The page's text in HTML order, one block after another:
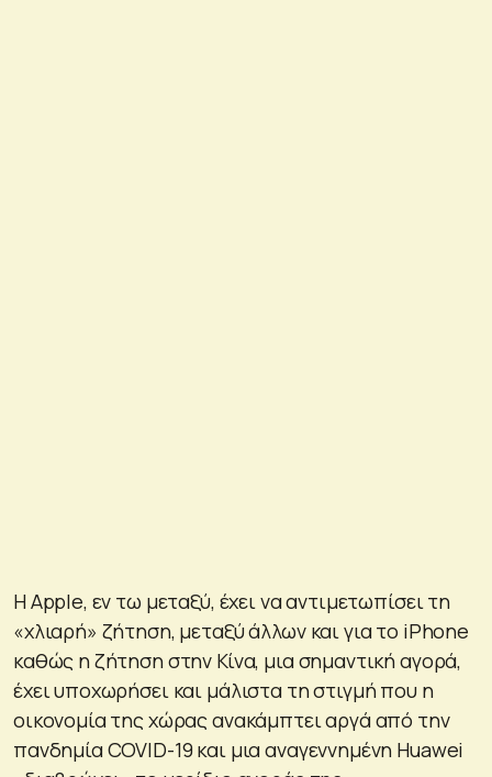
Η Apple, εν τω μεταξύ, έχει να αντιμετωπίσει τη
«χλιαρή» ζήτηση, μεταξύ άλλων και για το iPhone
καθώς η ζήτηση στην Κίνα, μια σημαντική αγορά,
έχει υποχωρήσει και μάλιστα τη στιγμή που η
οικονομία της χώρας ανακάμπτει αργά από την
πανδημία COVID-19 και μια αναγεννημένη Huawei